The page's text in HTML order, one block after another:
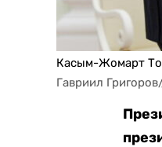
Касым-Жомарт
Гавриил